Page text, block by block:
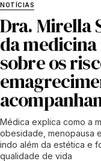
NOTÍCIAS
Dra. Mirella
da
sobre os
Médica explica como a
obesidade, menopausa
indo além da estética e
qualidade de vida